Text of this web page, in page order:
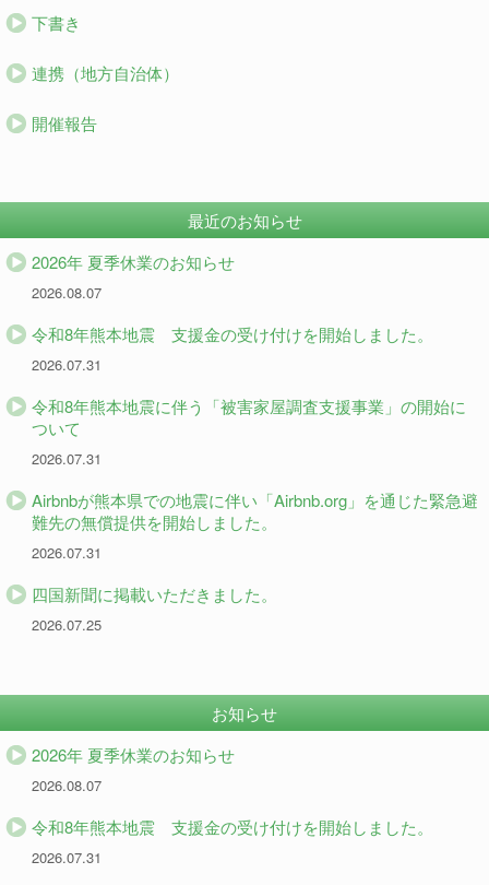
下書き
連携（地方自治体）
開催報告
最近のお知らせ
2026年 夏季休業のお知らせ
2026.08.07
令和8年熊本地震 支援金の受け付けを開始しました。
2026.07.31
令和8年熊本地震に伴う「被害家屋調査支援事業」の開始に
ついて
2026.07.31
Airbnbが熊本県での地震に伴い「Airbnb.org」を通じた緊急避
難先の無償提供を開始しました。
2026.07.31
四国新聞に掲載いただきました。
2026.07.25
お知らせ
2026年 夏季休業のお知らせ
2026.08.07
令和8年熊本地震 支援金の受け付けを開始しました。
2026.07.31